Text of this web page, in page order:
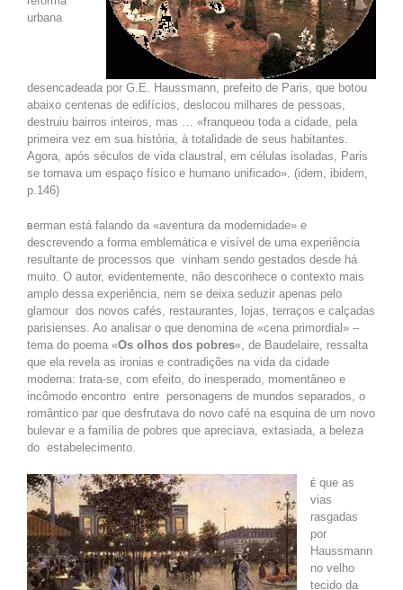
urbana
desencadeada por G.E. Haussmann, prefeito de Paris, que botou
abaixo centenas de edifícios, deslocou milhares de pessoas,
destruiu bairros inteiros, mas … «franqueou toda a cidade, pela
primeira vez em sua história, à totalidade de seus habitantes.
Agora, após séculos de vida claustral, em células isoladas, Paris
se tornava um espaço físico e humano unificado». (idem, ibidem,
p.146)
Berman está falando da «aventura da modernidade» e
descrevendo a forma emblemática e visível de uma experiência
resultante de processos que vinham sendo gestados desde há
muito. O autor, evidentemente, não desconhece o contexto mais
amplo dessa experiência, nem se deixa seduzir apenas pelo
glamour dos novos cafés, restaurantes, lojas, terraços e calçadas
parisienses. Ao analisar o que denomina de «cena primordial» –
tema do poema «Os olhos dos pobres«, de Baudelaire, ressalta
que ela revela as ironias e contradições na vida da cidade
moderna: trata-se, com efeito, do inesperado, momentâneo e
incômodo encontro entre personagens de mundos separados, o
romântico par que desfrutava do novo café na esquina de um novo
bulevar e a família de pobres que apreciava, extasiada, a beleza
do estabelecimento.
É que as
vias
rasgadas
por
Haussmann
no velho
tecido da